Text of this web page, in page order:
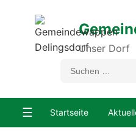
Unser Dorf
☰ Startseite